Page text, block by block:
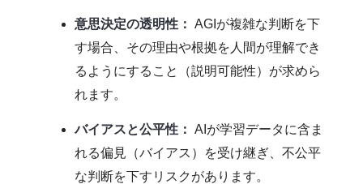
意思決定の透明性： AGIが複雑な判断を下
す場合、その理由や根拠を人間が理解でき
るようにすること（説明可能性）が求めら
れます。
バイアスと公平性： AIが学習データに含ま
れる偏見（バイアス）を受け継ぎ、不公平
な判断を下すリスクがあります。